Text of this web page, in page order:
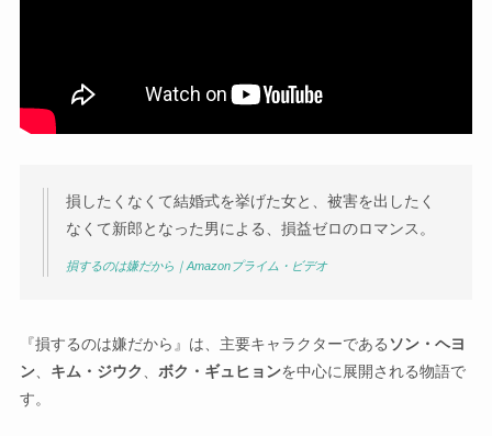
損したくなくて結婚式を挙げた女と、被害を出したく
なくて新郎となった男による、損益ゼロのロマンス。
損するのは嫌だから｜Amazonプライム・ビデオ
『損するのは嫌だから』は、主要キャラクターである ソン・ヘヨ
ン、 キム・ジウク ボク・ギュヒョンを中心に展開される物語で
す。